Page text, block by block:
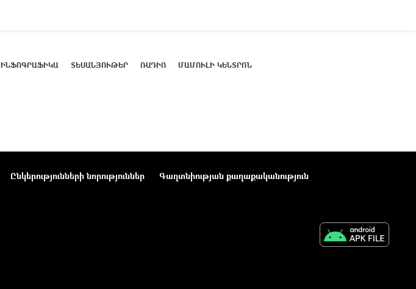
ԻՆՖՈԳՐԱՖԻԿԱ ՏԵՍԱՆՅՈՒԹԵՐ ՌԱԴԻՈ ՄԱՄՈՒԼԻ ԿԵՆՏՐՈՆ
Ընկերությունների նորություններ
Գաղտնիության քաղաքականություն